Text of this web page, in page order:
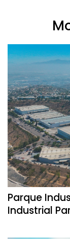
Parque
Industrial